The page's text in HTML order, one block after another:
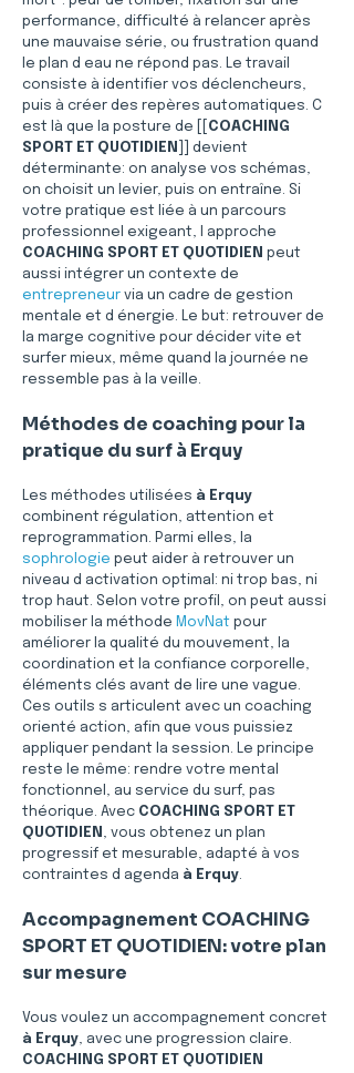
performance, difficulté à relancer après
une mauvaise série, ou frustration quand
le plan d eau ne répond pas. Le travail
consiste à identifier vos déclencheurs,
puis à créer des repères automatiques. C
est là que la posture de [[ COACHING
SPORT ET QUOTIDIEN
]] devient
déterminante: on analyse vos schémas,
on choisit un levier, puis on entraîne. Si
votre pratique est liée à un parcours
professionnel exigeant, l approche
COACHING SPORT ET QUOTIDIEN peut
aussi intégrer un contexte de
entrepreneur via un cadre de gestion
mentale et d énergie. Le but: retrouver de
la marge cognitive pour décider vite et
surfer mieux, même quand la journée ne
ressemble pas à la veille.
Méthodes de coaching pour la
pratique du surf à Erquy
Les méthodes utilisées à Erquy
combinent régulation, attention et
reprogrammation. Parmi elles, la
sophrologie peut aider à retrouver un
niveau d activation optimal: ni trop bas, ni
trop haut. Selon votre profil, on peut aussi
mobiliser la méthode MovNat pour
améliorer la qualité du mouvement, la
coordination et la confiance corporelle,
éléments clés avant de lire une vague.
Ces outils s articulent avec un coaching
orienté action, afin que vous puissiez
appliquer pendant la session. Le principe
reste le même: rendre votre mental
fonctionnel, au service du surf, pas
théorique. Avec COACHING SPORT ET
QUOTIDIEN , vous obtenez un plan
progressif et mesurable, adapté à vos
contraintes d agenda à Erquy.
Accompagnement COACHING
SPORT ET QUOTIDIEN: votre plan
sur mesure
Vous voulez un accompagnement concret
à Erquy, avec une progression claire.
COACHING SPORT ET QUOTIDIEN